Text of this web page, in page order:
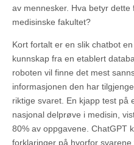
av mennesker. Hva betyr
medisinske fakultet?
Kort fortalt er en slik chatbot
kunnskap fra en etablert
roboten vil finne det mest
informasjonen den har
riktige svaret. En kjapp test på
nasjonal delprøve i medisin,
80% av oppgavene. ChatGPT
forklaringer på hvorfor